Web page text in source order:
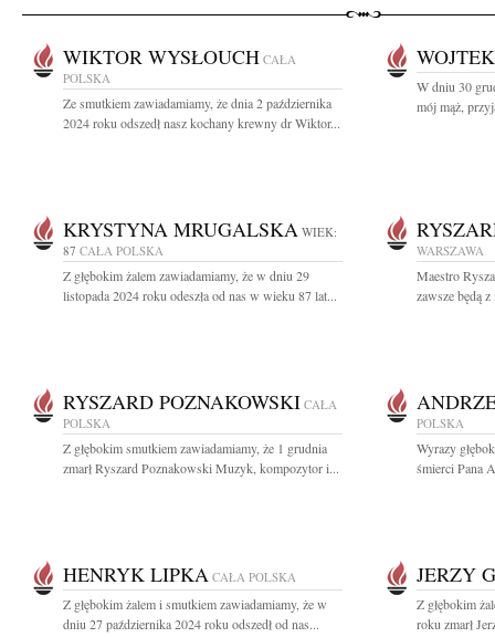
WIKTOR WYSŁOUCH CAŁA
POLSKA
Ze smutkiem zawiadamiamy, że dnia 2 października
2024 roku odszedł nasz kochany krewny dr Wiktor...
W dniu 30
mój mąż,
KRYSTYNA MRUGALSKA WIEK:
87 CAŁA POLSKA
Z głębokim żalem zawiadamiamy, że w dniu 29
listopada 2024 roku odeszła od nas w wieku 87 lat...
WARSZAWA
Maestro
zawsze będą
RYSZARD POZNAKOWSKI CAŁA
POLSKA
Z głębokim smutkiem zawiadamiamy, że 1 grudnia
zmarł Ryszard Poznakowski Muzyk, kompozytor i...
POLSKA
Wyrazy
śmierci Pana
HENRYK LIPKA CAŁA POLSKA
Z głębokim żalem i smutkiem zawiadamiamy, że w
dniu 27 października 2024 roku odszedł od nas...
JERZY
Z głębokim
roku zmarł